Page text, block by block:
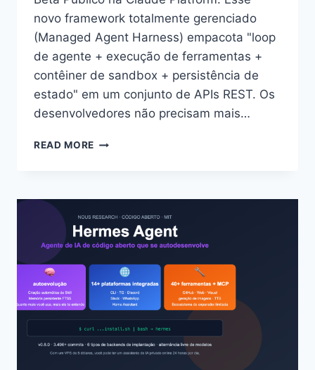
novo framework totalmente gerenciado
(Managed Agent Harness) empacota "loop
de agente + execução de ferramentas +
contêiner de sandbox + persistência de
estado" em um conjunto de APIs REST. Os
desenvolvedores não precisam mais…
READ MORE LANÇAMENTO
PÚBLICA
DO
ANTHROPIC
CLAUDE
AGENTS:
EXECUTE
AGENTES
DE
IA
TOTALMENTE